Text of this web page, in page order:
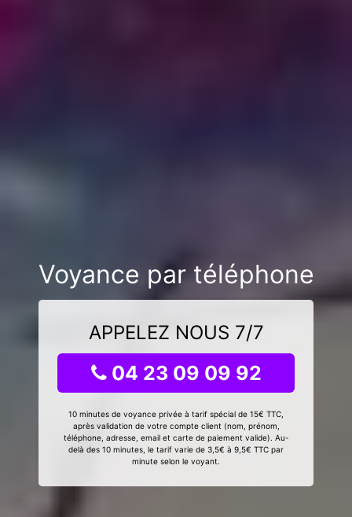
Voyance par téléphone
APPELEZ NOUS 7/7
04 23 09 09 92
10 minutes de voyance privée à tarif spécial de 15€ TTC,
après validation de votre compte client (nom, prénom,
téléphone, adresse, email et carte de paiement valide). Au-
delà des 10 minutes, le tarif varie de 3,5€ à 9,5€ TTC par
minute selon le voyant.